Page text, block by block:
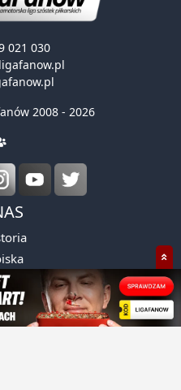
021 030
2008 - 2026
ligi